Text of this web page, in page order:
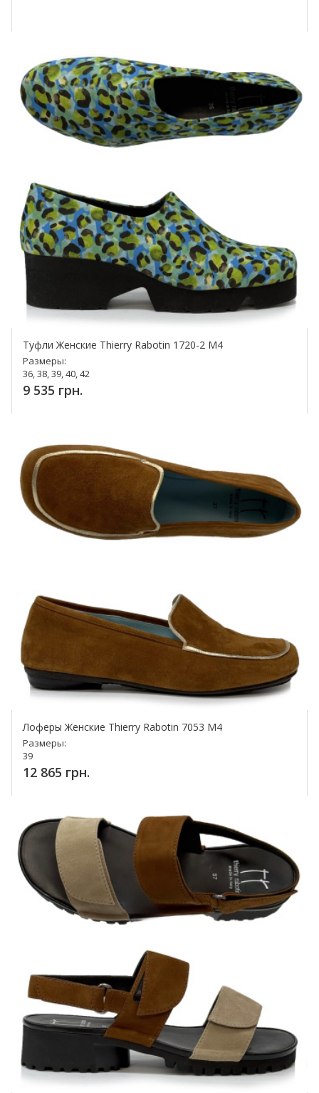
Туфли Женские Thierry Rabotin 1720-2 M4
Размеры:
36, 38, 39, 40, 42
9 535 грн.
Лоферы Женские Thierry Rabotin 7053 M4
Размеры:
39
12 865 грн.